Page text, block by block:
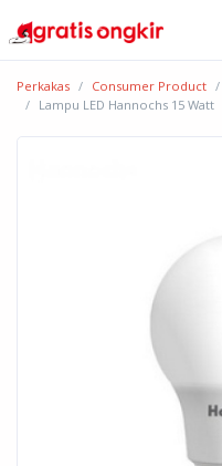
Perkakas Consumer Product
Lampu LED Hannochs 15 Watt